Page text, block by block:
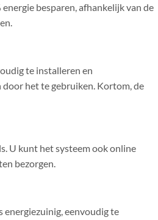
besparen, afhankelijk van de
te installeren en
het te gebruiken. Kortom, de
U kunt het systeem ook online
bezorgen.
energiezuinig, eenvoudig te